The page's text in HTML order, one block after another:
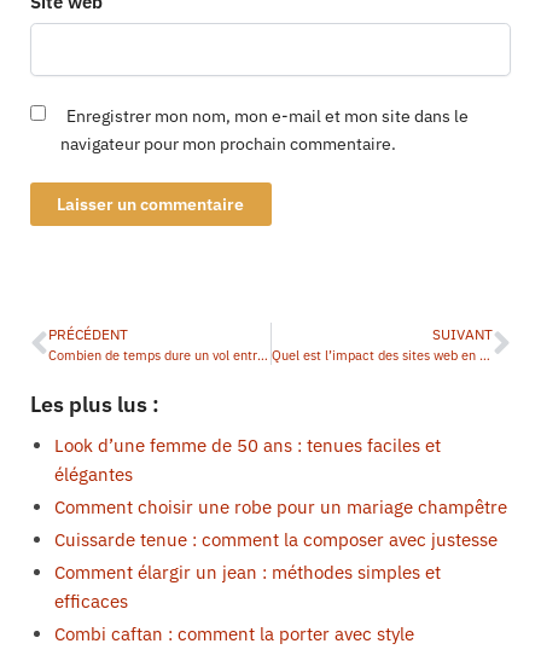
Enregistrer mon nom, mon e-mail et mon site dans le
navigateur pour mon prochain commentaire.
PRÉCÉDENT
Combien de temps dure un vol entre la Chine et la France ?
SUIVANT
Quel est l’impact des sites web en Chine sur l’économie mondiale ?
Les plus lus :
Look d’une femme de 50 ans : tenues faciles et
élégantes
Comment choisir une robe pour un mariage champêtre
Cuissarde tenue : comment la composer avec justesse
Comment élargir un jean : méthodes simples et
efficaces
Combi caftan : comment la porter avec style